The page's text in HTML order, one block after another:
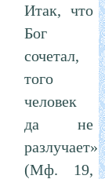
Итак, что
Бог
сочетал,
того
человек
да не
разлучает»
(Мф. 19,